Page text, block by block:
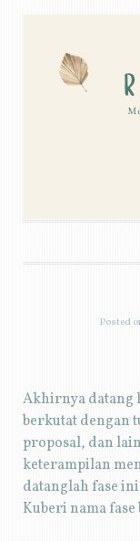
SKIP TO CONTENT
Posted
Akhirnya datang
berkutat dengan
proposal, dan
keterampilan
datanglah fase
Kuberi nama fase